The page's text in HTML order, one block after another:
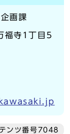
画課
福寺1丁目5
ンツ番号7048